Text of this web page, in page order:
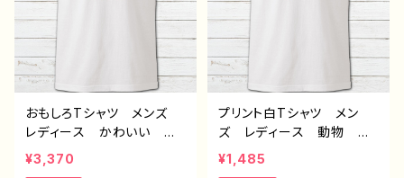
おもしろTシャツ メンズ
レディース かわいい 面
白Tシャツ ハリネズミ 動
物 イラスト おすすめ
¥3,370
プリント白Tシャツ メン
ズ レディース 動物 か
わいい おしゃれ 人気
個性的 おすすめ 半袖シ
¥1,485